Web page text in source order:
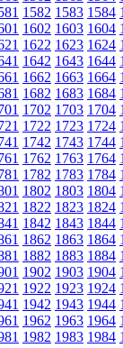
1582 1583 1584
1602 1603 1604
1622 1623 1624
1642 1643 1644
1662 1663 1664
1682 1683 1684
1702 1703 1704
1722 1723 1724
1742 1743 1744
1762 1763 1764
1782 1783 1784
1802 1803 1804
1822 1823 1824
1842 1843 1844
1862 1863 1864
1882 1883 1884
1902 1903 1904
1922 1923 1924
1942 1943 1944
1962 1963 1964
1982 1983 1984